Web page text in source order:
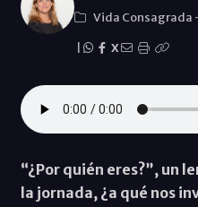
Vida Consagrada
X
“¿Por quién eres?”, un
la jornada, ¿a qué nos